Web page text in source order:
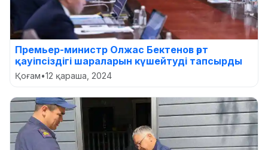
Премьер-министр Олжас Бектенов өрт
қауіпсіздігі шараларын күшейтуді тапсырды
Қоғам•12 қараша, 2024